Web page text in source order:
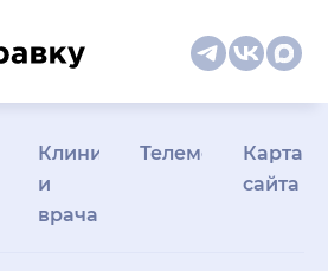
Клиникам
и
врачам
Телемедицина
Карта
сайта